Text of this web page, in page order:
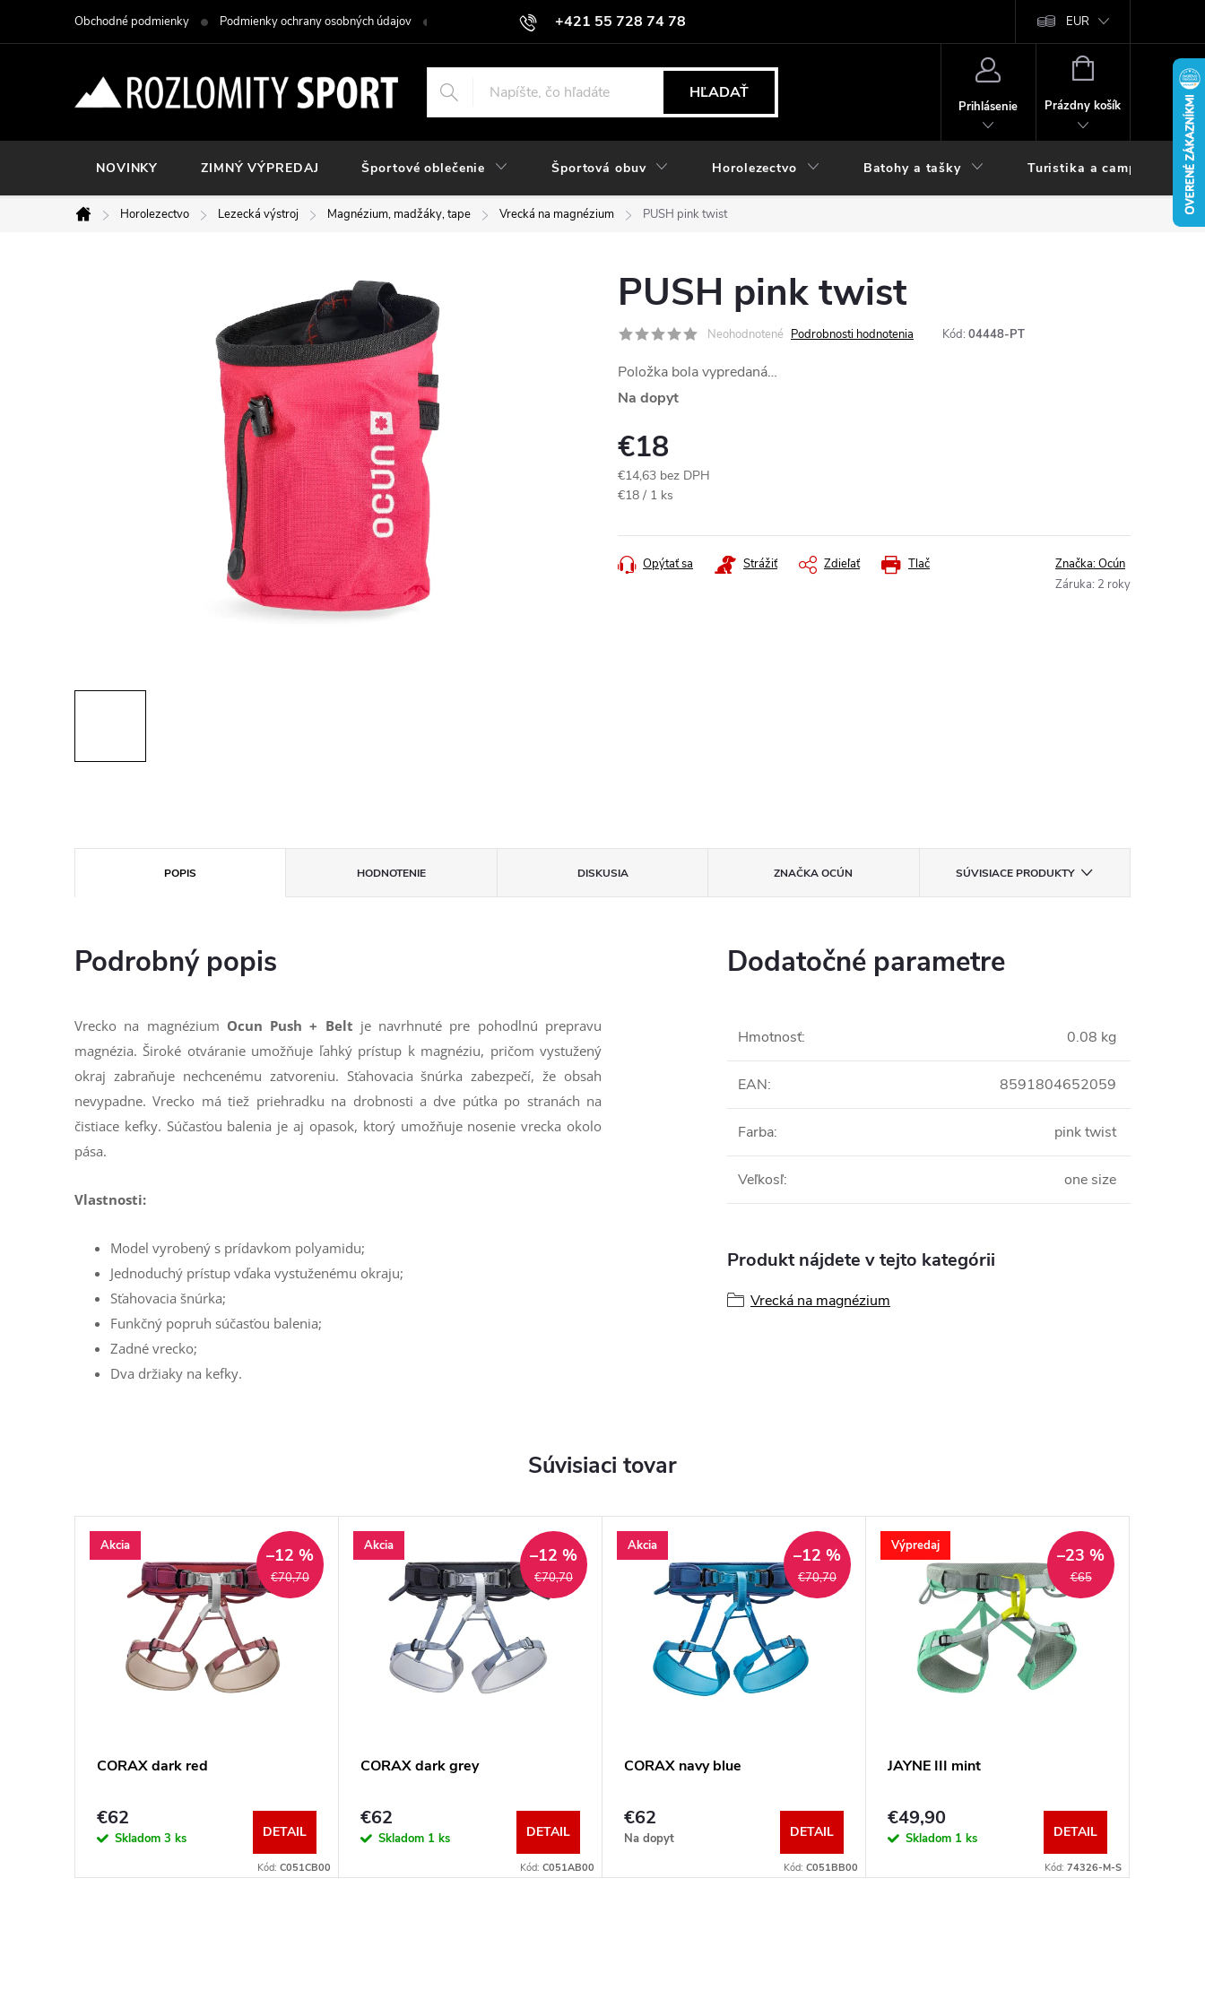
+421 55 728 74 78
objednavky@rozlomitysport.sk
Obchodné podmienky Podmienky ochrany osobných údajov Kontakt Hodnotenie obchodu EUR
HĽADAŤ
Prihlásenie
NÁKUPNÝ
Prázdny košík
NOVINKY ZIMNÝ VÝPREDAJ Športové oblečenie Športová obuv Horolezectvo Batohy a tašky Turistika a camping
Domov
Horolezectvo Lezecká výstroj Magnézium, madžáky, tape Vrecká na magnézium PUSH pink twist
PUSH pink twist
Neohodnotené Podrobnosti hodnotenia Kód: 04448-PT
Položka bola vypredaná…
Na dopyt
€18
€14,63 bez DPH
Jednotková
€18 / 1 ks
Tlač
Opýtať sa Strážiť Zdieľať Značka:Ocún
Záruka: 2 roky
POPIS HODNOTENIE DISKUSIA ZNAČKAOCÚN SÚVISIACE PRODUKTY
Podrobný popis
Vrecko na magnézium Ocun Push + Belt je navrhnuté pre pohodlnú prepravu
magnézia. Široké otváranie umožňuje ľahký prístup k magnéziu, pričom vystužený
okraj zabraňuje nechcenému zatvoreniu. Sťahovacia šnúrka zabezpečí, že obsah
nevypadne. Vrecko má tiež priehradku na drobnosti a dve pútka po stranách na
čistiace kefky. Súčasťou balenia je aj opasok, ktorý umožňuje nosenie vrecka okolo
pása.
Vlastnosti:
Model vyrobený s prídavkom polyamidu;
Jednoduchý prístup vďaka vystuženému okraju;
Sťahovacia šnúrka;
Funkčný popruh súčasťou balenia;
Zadné vrecko;
Dva držiaky na kefky.
Dodatočné parametre
Hmotnosť: 0.08 kg
EAN: 8591804652059
Farba: pink twist
Veľkosľ: one size
Produkt nájdete v tejto kategórii
Vrecká na magnézium
Súvisiaci tovar
Akcia
€70,70
–12 %
CORAX dark red
€62
Skladom 3 ks DETAIL
Kód: C051CB00
Akcia
€70,70
–12 %
CORAX dark grey
€62
Skladom 1 ks DETAIL
Kód: C051AB00
Akcia
€70,70
–12 %
CORAX navy blue
€62
Na dopyt DETAIL
Kód: C051BB00
Výpredaj
€65
–23 %
JAYNE III mint
€49,90
Skladom 1 ks DETAIL
Kód: 74326-M-S